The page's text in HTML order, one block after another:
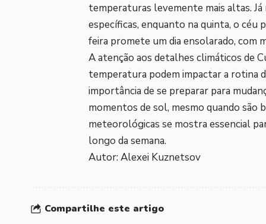
temperaturas levemente mais altas. Já
específicas, enquanto na quinta, o céu
feira promete um dia ensolarado, com
A atenção aos detalhes climáticos de
temperatura podem impactar a rotina
importância de se preparar para
momentos de sol, mesmo quando são
meteorológicas se mostra essencial
longo da semana.
Autor: Alexei Kuznetsov
Compartilhe este artigo